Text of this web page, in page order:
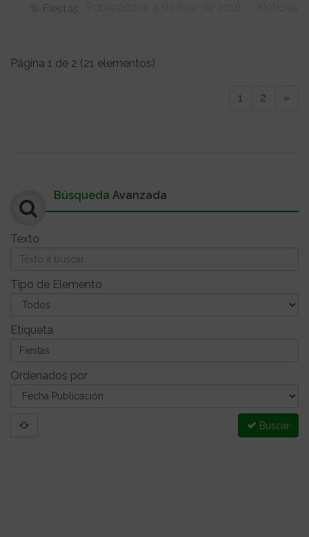
Fiestas
Página 1 de 2 (21 elementos)
1 2 »
Búsqueda Avanzada
Texto
Tipo de Elemento
Etiqueta
Ordenados por
Buscar